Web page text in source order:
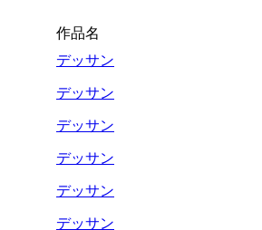
作品名
デッサン
デッサン
デッサン
デッサン
デッサン
デッサン